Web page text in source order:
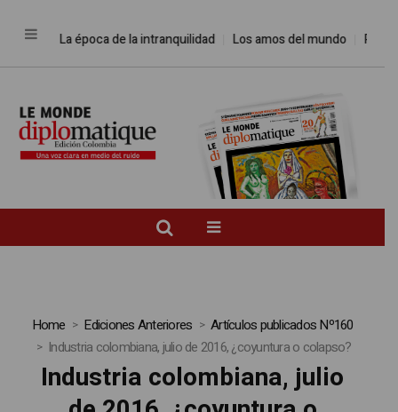
La época de la intranquilidad Los amos del mundo Promesas
Home Ediciones Anteriores
Artículos publicados Nº160
Industria colombiana, julio de 2016, ¿coyuntura o colapso?
Industria colombiana, julio